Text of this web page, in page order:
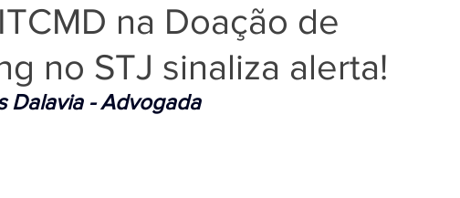
na Doação de
no STJ sinaliza alerta!
Dalavia - Advogada